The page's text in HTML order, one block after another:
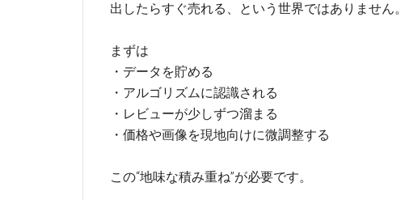
出したらすぐ売れる、という世界ではありません。
まずは
・データを貯める
・アルゴリズムに認識される
・レビューが少しずつ溜まる
・価格や画像を現地向けに微調整する
この“地味な積み重ね”が必要です。